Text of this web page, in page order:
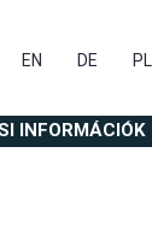
EN DE PL
INFORMÁCIÓK